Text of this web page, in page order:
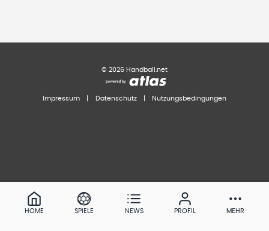
© 2026 Handball.net
Impressum Datenschutz Nutzungsbedingungen
HOME SPIELE NEWS PROFIL MEHR